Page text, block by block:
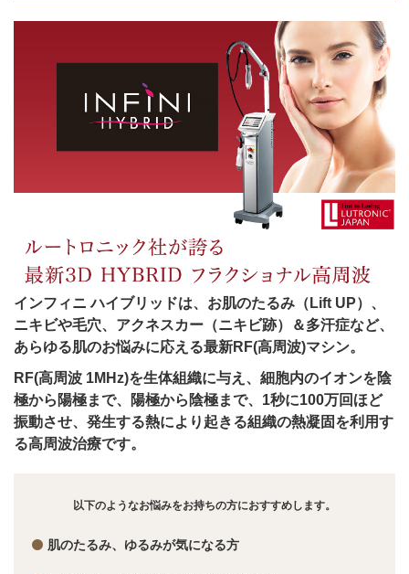
インフィニ ハイブリッドは、お肌のたるみ（Lift UP）、
ニキビや毛穴、アクネスカー（ニキビ跡）＆多汗症など、
あらゆる肌のお悩みに応える最新RF(高周波)マシン。
RF(高周波 1MHz)を生体組織に与え、細胞内のイオンを陰
極から陽極まで、陽極から陰極まで、1秒に100万回ほど
振動させ、発生する熱により起きる組織の熱凝固を利用す
る高周波治療です。
以下のようなお悩みをお持ちの方におすすめします。
肌のたるみ、ゆるみが気になる方